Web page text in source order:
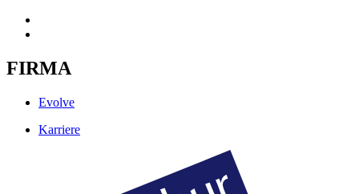
FIRMA
Evolve
Karriere